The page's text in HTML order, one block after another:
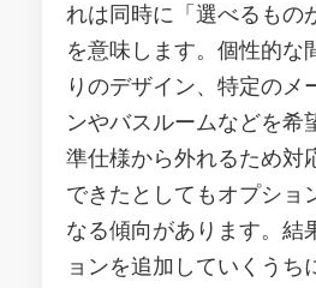
れは同時に「選べるもの
を意味します。個性的な
りのデザイン、特定のメ
ンやバスルームなどを希
準仕様から外れるため対
できたとしてもオプショ
なる傾向があります。結
ョンを追加していくうち